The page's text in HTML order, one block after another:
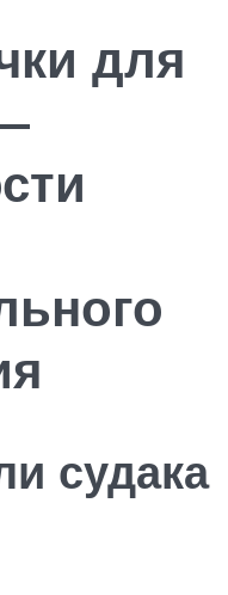
для
судака